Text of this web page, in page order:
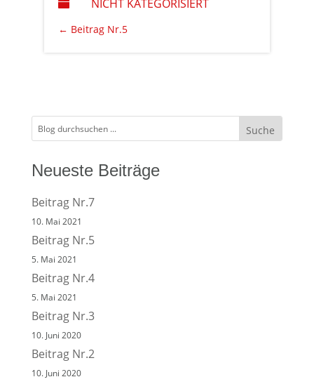
 NICHT KATEGORISIERT
← Beitrag Nr.5
Neueste Beiträge
Beitrag Nr.7
10. Mai 2021
Beitrag Nr.5
5. Mai 2021
Beitrag Nr.4
5. Mai 2021
Beitrag Nr.3
10. Juni 2020
Beitrag Nr.2
10. Juni 2020